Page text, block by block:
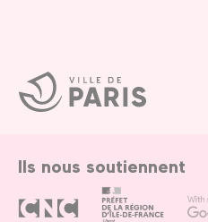
Ville
de
Paris
Ils nous soutiennent